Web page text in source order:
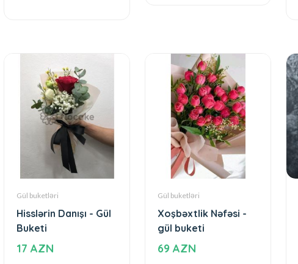
Gül buketləri
Hisslərin Danışı - Gül
Buketi
17 AZN
Gül buketləri
Xoşbəxtlik Nəfəsi -
gül buketi
69 AZN